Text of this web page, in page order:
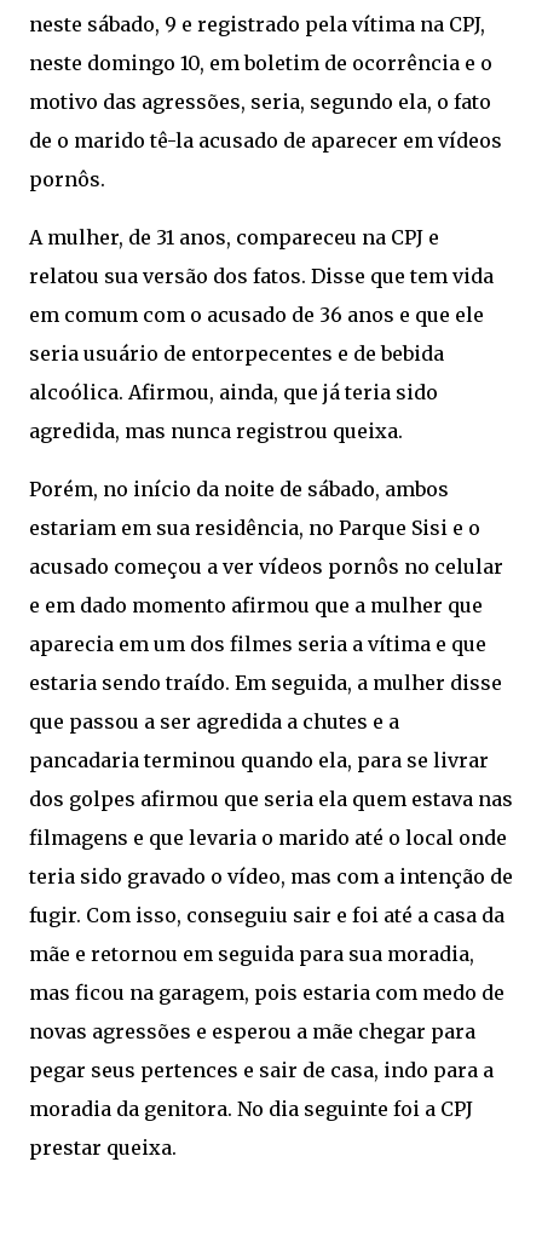
neste sábado, 9 e registrado pela vítima na CPJ,
neste domingo 10, em boletim de ocorrência e o
motivo das agressões, seria, segundo ela, o fato
de o marido tê-la acusado de aparecer em vídeos
pornôs.
A mulher, de 31 anos, compareceu na CPJ e
relatou sua versão dos fatos. Disse que tem vida
em comum com o acusado de 36 anos e que ele
seria usuário de entorpecentes e de bebida
alcoólica. Afirmou, ainda, que já teria sido
agredida, mas nunca registrou queixa.
Porém, no início da noite de sábado, ambos
estariam em sua residência, no Parque Sisi e o
acusado começou a ver vídeos pornôs no celular
e em dado momento afirmou que a mulher que
aparecia em um dos filmes seria a vítima e que
estaria sendo traído. Em seguida, a mulher disse
que passou a ser agredida a chutes e a
pancadaria terminou quando ela, para se livrar
dos golpes afirmou que seria ela quem estava nas
filmagens e que levaria o marido até o local onde
teria sido gravado o vídeo, mas com a intenção de
fugir. Com isso, conseguiu sair e foi até a casa da
mãe e retornou em seguida para sua moradia,
mas ficou na garagem, pois estaria com medo de
novas agressões e esperou a mãe chegar para
pegar seus pertences e sair de casa, indo para a
moradia da genitora. No dia seguinte foi a CPJ
prestar queixa.